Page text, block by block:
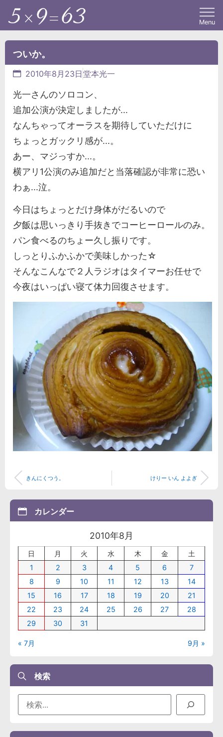
Menu
ついか。
2010年8月23日 堂本光一
光一さんのソロコン、
追加公演が決定しましたが...
なんちゃってオーラスを期待していただけに
ちょっとガックリ感が...。
あー、マジっすか...。
横アリ1公演のみ追加だと当落確認が非常に恐い
わぁ...泣。
今日はちょっとだけ身体がだるいので
夕飯は思いっきり手抜きでコーヒーロールのみ。
パン食べるのちょー久し振りです。
しっとりふかふかで美味しかった☆
そんなこんなで２人ラジオはタイマーお任せで
今夜はいっぱい寝て体力回復させます。
きんにくつう。 けりー いん よよぎ
カレンダー
2010年8月
日 月 火 水 木 金
土
1
2 3 4 5 6
7
8
9 10 11 12 13
14
15
16 17 18 19 20
21
22
23 24 25 26 27
28
29
30 31
« 7月 9月 »
検索